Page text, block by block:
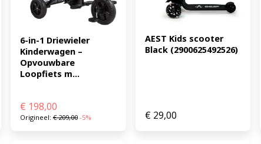
6-in-1 Driewieler
Kinderwagen –
Opvouwbare
Loopfiets m...
€ 198,00
Origineel:€209,00 -5%
AEST Kids scooter
Black (2900625492526)
€29,00